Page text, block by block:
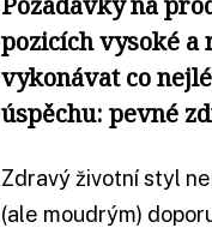
pozicích vysoké a
vykonávat co
úspěchu: pevné
Zdravý životní styl
(ale moudrým)